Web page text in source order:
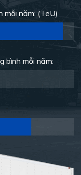
mỗi năm: (TeU)
bình mỗi năm: